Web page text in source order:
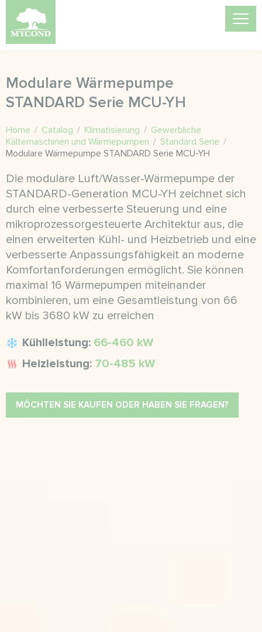
Modulare Wärmepumpe
STANDARD Serie MCU-YH
Home / Catalog / Klimatisierung / Gewerbliche
Kältemaschinen und Wärmepumpen / Standard Serie /
Modulare Wärmepumpe STANDARD Serie MCU-YH
Die modulare Luft/Wasser-Wärmepumpe der
STANDARD-Generation MCU-YH zeichnet sich
durch eine verbesserte Steuerung und eine
mikroprozessorgesteuerte Architektur aus, die
einen erweiterten Kühl- und Heizbetrieb und eine
verbesserte Anpassungsfähigkeit an moderne
Komfortanforderungen ermöglicht. Sie können
maximal 16 Wärmepumpen miteinander
kombinieren, um eine Gesamtleistung von 66
kW bis 3680 kW zu erreichen
Kühlleistung: 66-460 kW
Heizleistung: 70-485 kW
MÖCHTEN SIE KAUFEN ODER HABEN SIE FRAGEN?